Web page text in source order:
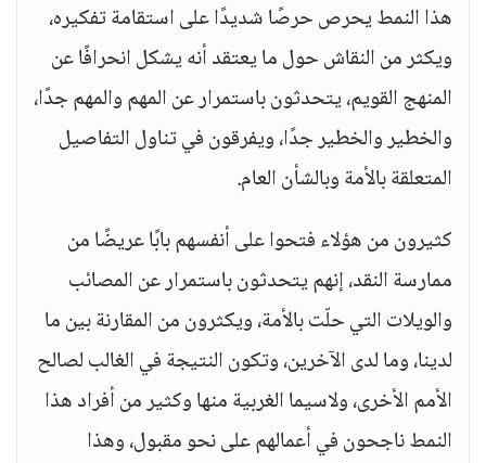
هذا النمط يحرص حرصًا شديدًا على استقامة تفكيره،
ويكثر من النقاش حول ما يعتقد أنه يشكل انحرافًا عن
المنهج القويم، يتحدثون باستمرار عن المهم والمهم جدًا،
والخطير والخطير جدًا، ويفرقون في تناول التفاصيل
المتعلقة بالأمة وبالشأن العام.
كثيرون من هؤلاء فتحوا على أنفسهم بابًا عريضًا من
ممارسة النقد، إنهم يتحدثون باستمرار عن المصائب
والويلات التي حلّت بالأمة، ويكثرون من المقارنة بين ما
لدينا، وما لدى الآخرين، وتكون النتيجة في الغالب لصالح
الأمم الأخرى، ولاسيما الغربية منها وكثير من أفراد هذا
النمط ناجحون في أعمالهم على نحو مقبول، وهذا